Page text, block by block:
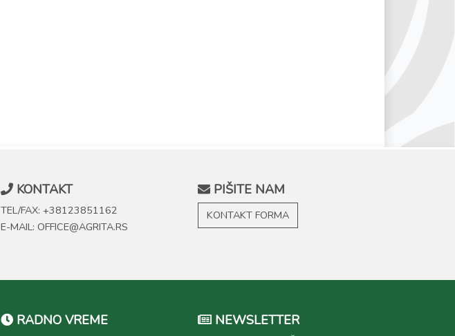
KONTAKT
TEL/FAX: +38123851162
E-MAIL: OFFICE@AGRITA.RS
PIŠITE NAM
KONTAKT FORMA
RADNO VREME NEWSLETTER